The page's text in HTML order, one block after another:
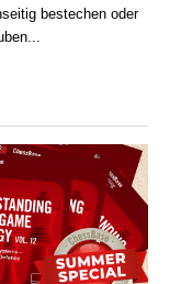
bestechen oder